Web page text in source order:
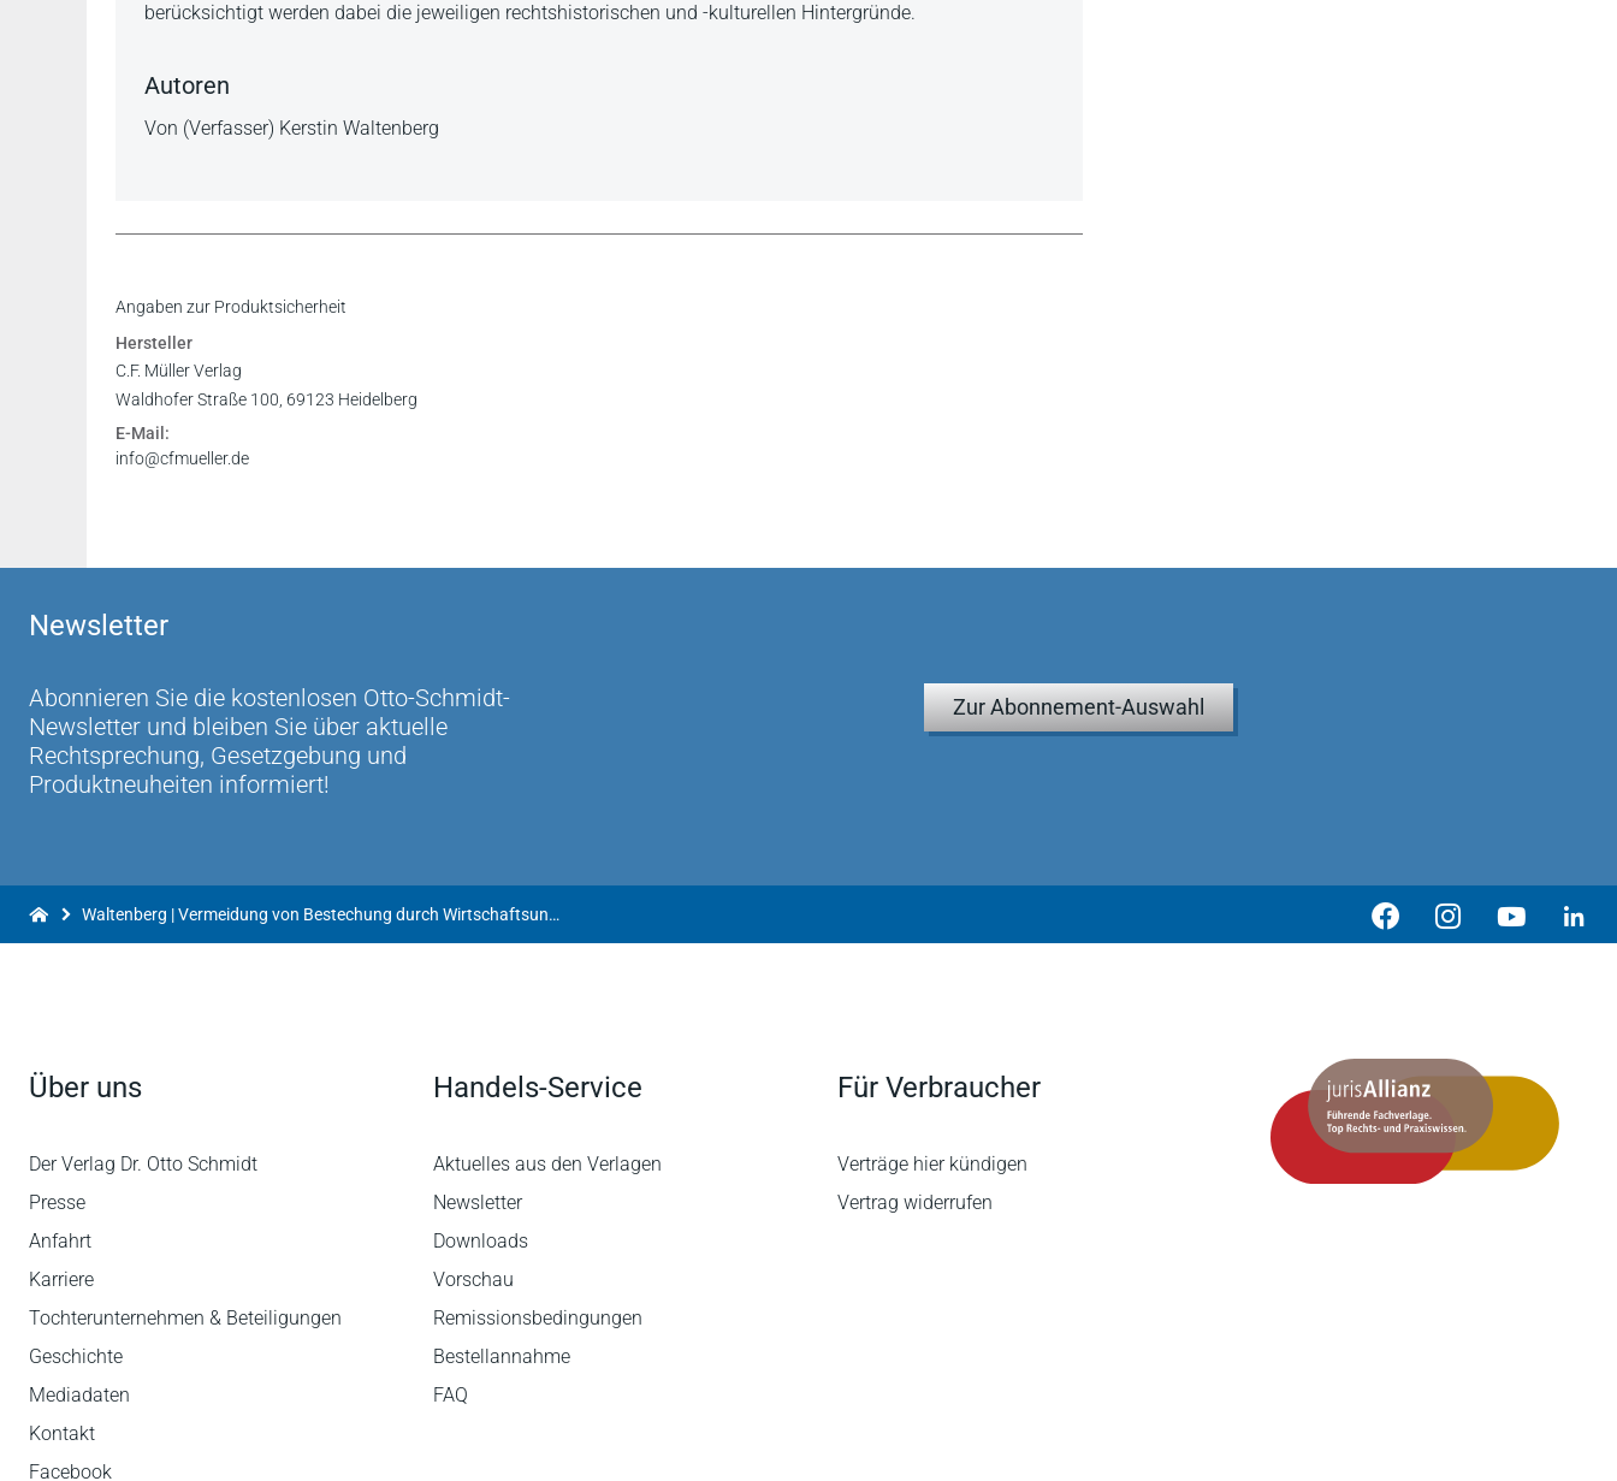
berücksichtigt werden dabei die jeweiligen rechtshistorischen und -kulturellen Hintergründe.
Autoren
Von (Verfasser) Kerstin Waltenberg
Angaben zur Produktsicherheit
Hersteller
C.F. Müller Verlag
Waldhofer Straße 100, 69123 Heidelberg
E-Mail:
info@cfmueller.de
Newsletter
Abonnieren Sie die kostenlosen Otto-Schmidt-
Newsletter und bleiben Sie über aktuelle
Rechtsprechung, Gesetzgebung und
Produktneuheiten informiert!
Zur Abonnement-Auswahl
Waltenberg | Vermeidung von Bestechung durch Wirtschaftsunternehmen
Über uns
Der Verlag Dr. Otto Schmidt
Presse
Anfahrt
Karriere
Tochterunternehmen & Beteiligungen
Geschichte
Mediadaten
Kontakt
Facebook
Handels-Service
Aktuelles aus den Verlagen
Newsletter
Downloads
Vorschau
Remissionsbedingungen
Bestellannahme
FAQ
Für Verbraucher
Verträge hier kündigen
Vertrag widerrufen